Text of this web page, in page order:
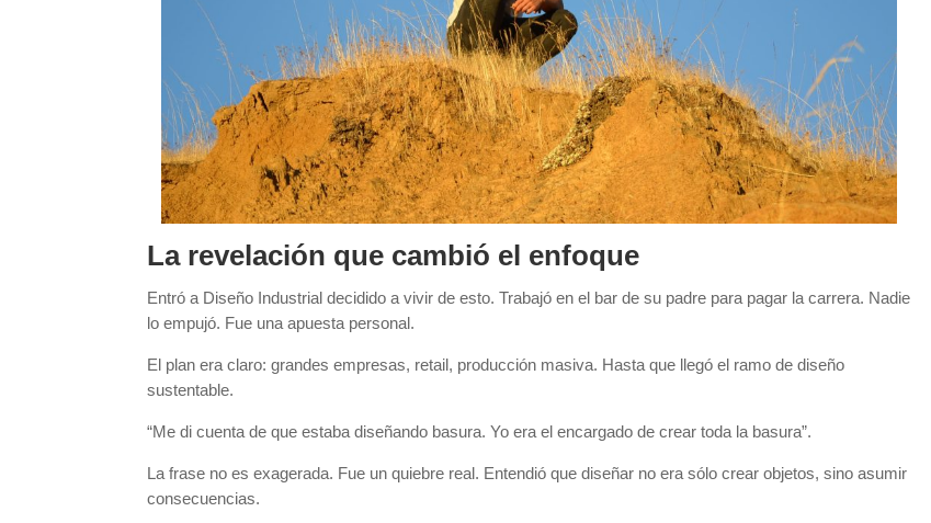
La revelación que cambió el enfoque
Entró a Diseño Industrial decidido a vivir de esto. Trabajó en el bar de su padre para pagar la carrera. Nadie
lo empujó. Fue una apuesta personal.
El plan era claro: grandes empresas, retail, producción masiva. Hasta que llegó el ramo de diseño
sustentable.
“Me di cuenta de que estaba diseñando basura. Yo era el encargado de crear toda la basura”.
La frase no es exagerada. Fue un quiebre real. Entendió que diseñar no era sólo crear objetos, sino asumir
consecuencias.